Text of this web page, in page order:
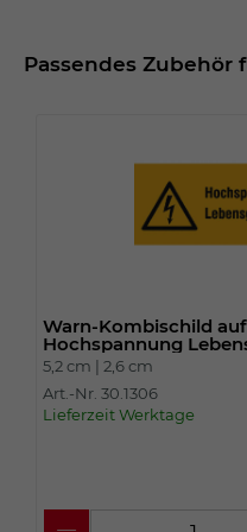
Passendes Zubehör
Warn-Kombischild
Hochspannung
5,2 cm |2,6 cm
Art.-Nr. 30.1306
Lieferzeit Werktage